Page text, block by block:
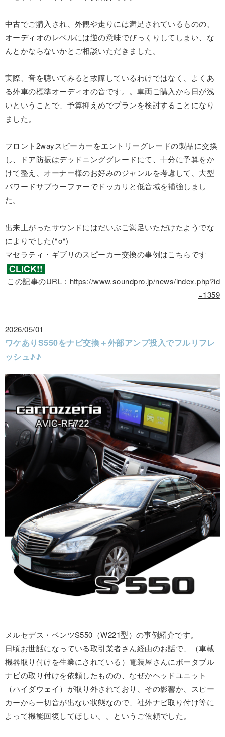
中古でご購入され、外観や走りには満足されているものの、
オーディオのレベルには逆の意味でびっくりしてしまい、な
んとかならないかとご相談いただきました。
実際、音を聴いてみると故障しているわけではなく、よくあ
る外車の標準オーディオの音です。。車両ご購入から日が浅
いということで、予算抑えめでプランを検討することになり
ました。
フロント2wayスピーカーをエントリーグレードの製品に交換
し、ドア防振はデッドニンググレードにて、十分に予算をか
けて整え、オーナー様のお好みのジャンルを考慮して、大型
パワードサブウーファーでドッカリと低音域を補強しまし
た。
出来上がったサウンドにはだいぶご満足いただけたようでな
によりでした(^o^)
マセラティ・ギブリのスピーカー交換の事例はこちらです
この記事のURL： https://www.soundpro.jp/news/index.php?id
=1359
2026/05/01
ワケありS550をナビ交換＋外部アンプ投入でフルリフレ
ッシュ♪♪
メルセデス・ベンツS550（W221型）の事例紹介です。
日頃お世話になっている取引業者さん経由のお話で、（車載
機器取り付けを生業にされている）電装屋さんにポータブル
ナビの取り付けを依頼したものの、なぜかヘッドユニット
（ハイダウェイ）が取り外されており、その影響か、スピー
カーから一切音が出ない状態なので、社外ナビ取り付け等に
よって機能回復してほしい。。というご依頼でした。